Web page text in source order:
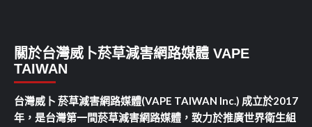
關於台灣威卜菸草減害網路媒體 VAPE
TAIWAN
台灣威卜 菸草減害網路媒體(VAPE TAIWAN Inc.) 成立於2017
年，是台灣第一間菸草減害網路媒體，致力於推廣世界衛生組